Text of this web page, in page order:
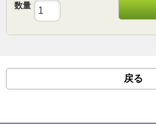
数量
戻る